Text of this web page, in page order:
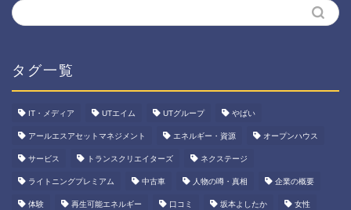
タグ一覧
IT・メディア UTエイム UTグループ やばい
アールエスアセットマネジメント エネルギー・資源 オープンハウス
サービス トランスクリエイターズ ネクステージ
ライトニングプレミアム 中古車 人物の噂・真相 企業の概要
体験 再生可能エネルギー 口コミ 坂本よしたか 女性